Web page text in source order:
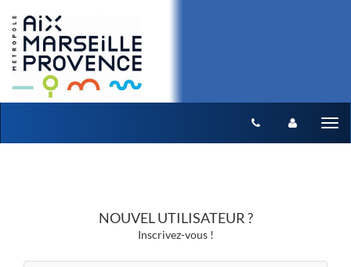
NOUVEL UTILISATEUR ?
Inscrivez-vous !